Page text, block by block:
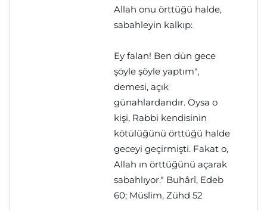
Allah onu örttüğü halde,
sabahleyin kalkıp:
Ey falan! Ben dün gece
şöyle şöyle yaptım",
demesi, açık
günahlardandır. Oysa o
kişi, Rabbi kendisinin
kötülüğünü örttüğü halde
geceyi geçirmişti. Fakat o,
Allah ın örttüğünü açarak
sabahlıyor." Buhârî, Edeb
60; Müslim, Zühd 52